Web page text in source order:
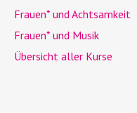
Frauen* und Achtsamkeit
Frauen* und Musik
Übersicht aller Kurse